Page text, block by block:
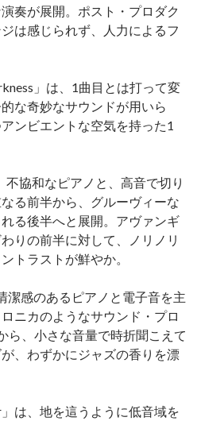
奏が展開。ポスト・プロダク
は感じられず、人力によるフ
」は、1曲目とは打って変
な奇妙なサウンドが用いら
ンビエントな空気を持った1
協和なピアノと、高音で切り
る前半から、グルーヴィーな
る後半へと展開。アヴァンギ
りの前半に対して、ノリノリ
トラストが鮮やか。
感のあるピアノと電子音を主
ニカのようなサウンド・プロ
ら、小さな音量で時折聞こえて
、わずかにジャズの香りを漂
は、地を這うように低音域を